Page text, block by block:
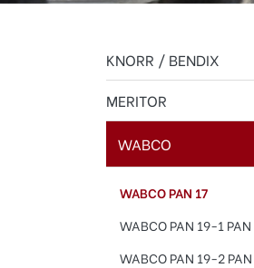
KNORR / BENDIX
MERITOR
WABCO
WABCO PAN 17
WABCO PAN 19-1
WABCO PAN 19-2